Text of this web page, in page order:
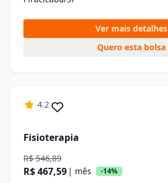
Ver mais detalhes
Quero esta bolsa
4.2
Fisioterapia
R$ 546,89
R$ 467,59 | mês -14%